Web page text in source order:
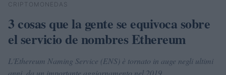
Buscar
CRIPTOMONEDAS
3 cosas que la gente se equivoca sobre
el servicio de nombres Ethereum
L'Ethereum Naming Service (ENS) è tornato in auge negli ultimi
anni, da un importante aggiornamento nel 2019